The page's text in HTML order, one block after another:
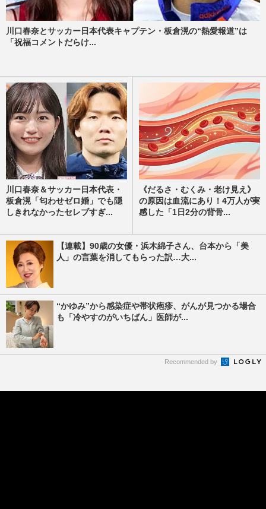
川口春奈とサッカー日本代表キャプテン・板倉滉の“熱愛報道”は
「祝福コメントだらけ...
川口春奈＆サッカー日本代表・
板倉滉「匂わせゼロ婚」でも隠
しきれなかったセレブすぎ...
《だるさ・むくみ・老け見え》
の原因は血流にあり！4万人が実
感した「1日2分の背骨...
【連載】90歳の女優・浜木綿子さん、台本から「美
人」の言葉を消してもらった訳…大...
“かゆみ”から感染症や帯状疱疹、がんが見つかる場合
も「冷やすのがいちばん」医師が...
Recommended by